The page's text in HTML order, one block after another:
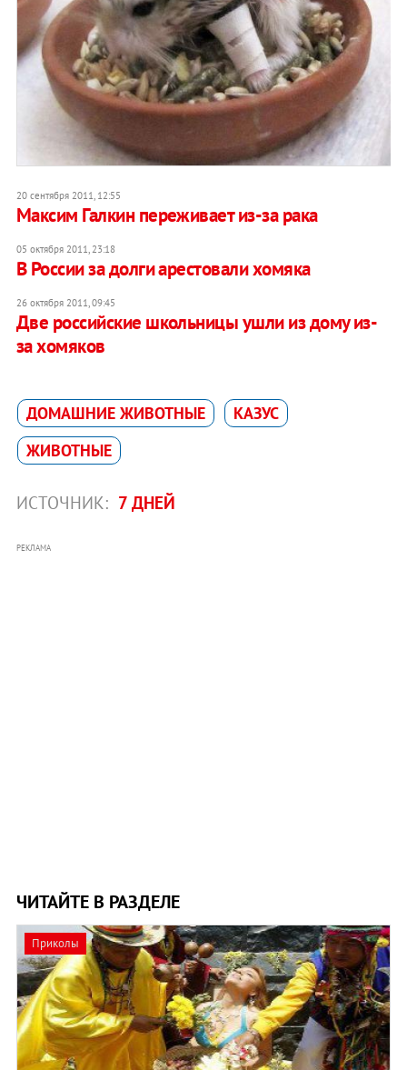
20 сентября 2011, 12:55
Максим Галкин переживает из-за рака
05 октября 2011, 23:18
В России за долги арестовали хомяка
26 октября 2011, 09:45
Две российские школьницы ушли из дому из-
за хомяков
ДОМАШНИЕ ЖИВОТНЫЕ
КАЗУС
ЖИВОТНЫЕ
ИСТОЧНИК: 7 ДНЕЙ
РЕКЛАМА
ЧИТАЙТЕ В РАЗДЕЛЕ
Приколы